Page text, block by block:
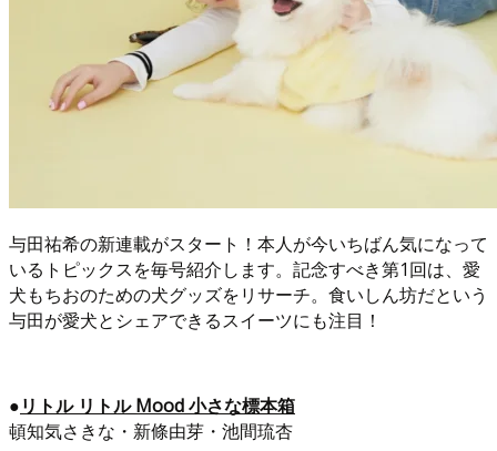
与田祐希の新連載がスタート！本人が今いちばん気になって
いるトピックスを毎号紹介します。記念すべき第1回は、愛
犬もちおのための犬グッズをリサーチ。食いしん坊だという
与田が愛犬とシェアできるスイーツにも注目！
●リトル リトル Mood 小さな標本箱
頓知気さきな・新條由芽・池間琉杏